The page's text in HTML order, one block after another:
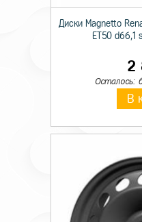
Диски Magnetto
ET50 d66,1
2
Осталось:
В